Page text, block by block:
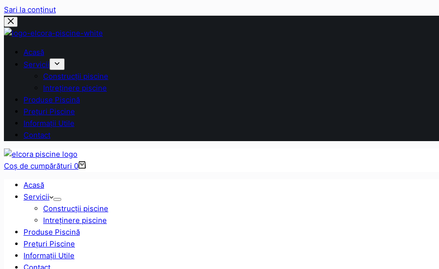
Sari la conținut
Acasă
Servicii
Construcții piscine
Intreținere piscine
Produse Piscină
Prețuri Piscine
Informații Utile
Contact
Coș de cumpărături 0
Acasă
Servicii
Construcții piscine
Intreținere piscine
Produse Piscină
Prețuri Piscine
Informații Utile